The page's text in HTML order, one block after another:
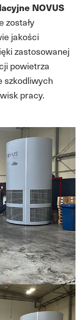
NOVUS
zostały
jakości
zastosowanej
powietrza
szkodliwych
pracy.